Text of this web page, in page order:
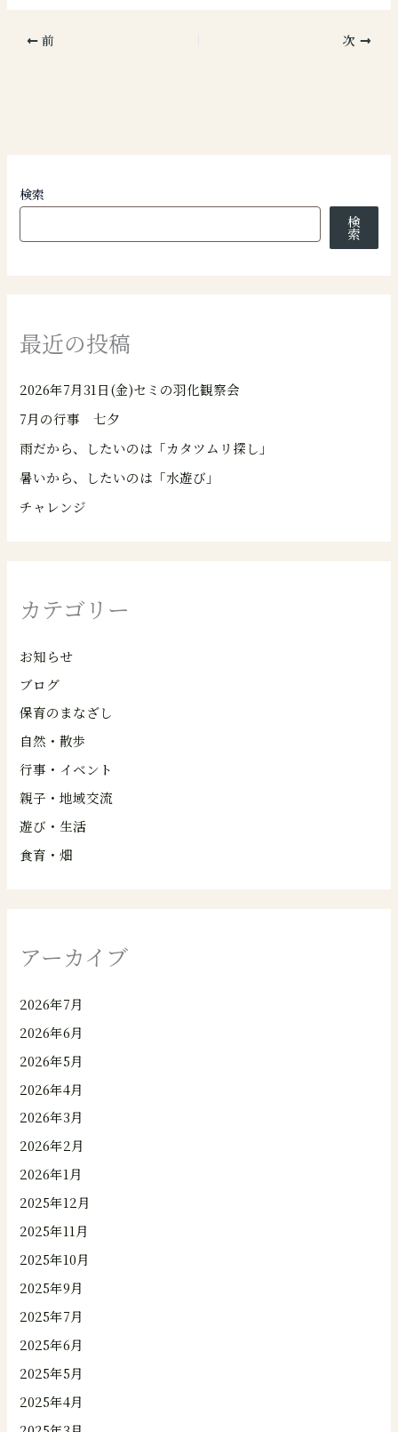
前 次
検索
検
索
最近の投稿
2026年7月31日(金)セミの羽化観察会
7月の行事 七夕
雨だから、したいのは「カタツムリ探し」
暑いから、したいのは「水遊び」
チャレンジ
カテゴリー
お知らせ
ブログ
保育のまなざし
自然・散歩
行事・イベント
親子・地域交流
遊び・生活
食育・畑
アーカイブ
2026年7月
2026年6月
2026年5月
2026年4月
2026年3月
2026年2月
2026年1月
2025年12月
2025年11月
2025年10月
2025年9月
2025年7月
2025年6月
2025年5月
2025年4月